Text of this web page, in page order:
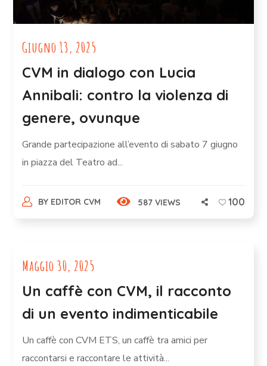
Giugno 13, 2025
CVM in dialogo con Lucia
Annibali: contro la violenza di
genere, ovunque
Grande partecipazione all’evento di sabato 7 giugno
in piazza del Teatro ad...
BY EDITOR CVM 587 VIEWS 100
Maggio 30, 2025
Un caffè con CVM, il racconto
di un evento indimenticabile
Un caffè con CVM ETS, un caffè tra amici per
raccontarsi e raccontare le attività...